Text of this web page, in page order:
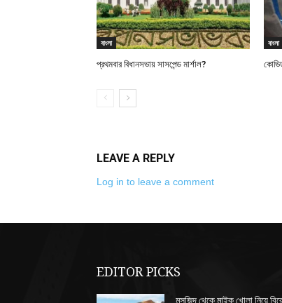
বাংলা
প্রথমবার বিধানসভায় সাসপেন্ড মার্শাল?
বাংলা
LEAVE A REPLY
Log in to leave a comment
EDITOR PICKS
মসজিদ থেকে মাইক খোলা নিয়ে